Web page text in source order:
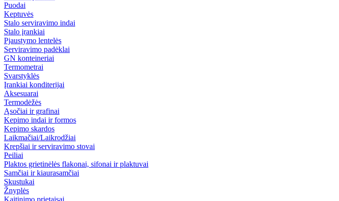
Puodai
Keptuvės
Stalo serviravimo indai
Stalo įrankiai
Pjaustymo lentelės
Serviravimo padėklai
GN konteineriai
Termometrai
Svarstyklės
Įrankiai konditerijai
Aksesuarai
Termodėžės
Ąsočiai ir grafinai
Kepimo indai ir formos
Kepimo skardos
Laikmačiai/Laikrodžiai
Krepšiai ir serviravimo stovai
Peiliai
Plaktos grietinėlės flakonai, sifonai ir plaktuvai
Samčiai ir kiaurasamčiai
Skustukai
Žnyplės
Kaitinimo prietaisai